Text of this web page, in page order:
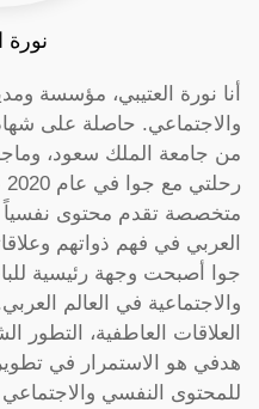
نورة
أنا نورة العتيبي، مؤسسة
والاجتماعي. حاصلة على
من جامعة الملك سعود،
متخصصة تقدم محتوى نفسياً
العربي في فهم ذواتهم
جوا أصبحت وجهة رئيسية
والاجتماعية في العالم
العلاقات العاطفية،
هدفي هو الاستمرار في
للمحتوى النفسي والاجتماعي